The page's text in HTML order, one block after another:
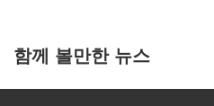
함께 볼만한 뉴스